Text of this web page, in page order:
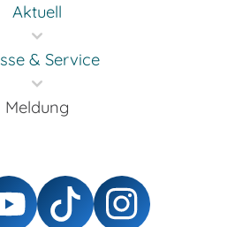
Aktuell
& Service
Meldung